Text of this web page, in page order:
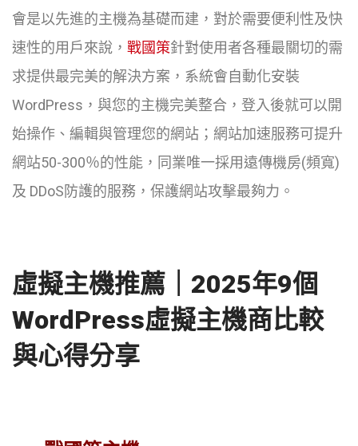
會是以先進的主機為基礎而建，對於需要便利性及快
速性的用戶來說， 戰國策針對使用者各種最關切的需
求提供最完美的解決方案，系統會自動化安裝
WordPress，與您的主機完美整合，登入後就可以開
始操作、編輯與管理您的網站；網站加速服務可提升
網站50-300％的性能，同業唯一採用遠傳機房(頻寬)
及 DDoS防護的服務，保護網站攻擊最夠力。
虛擬主機推薦｜2025年9個
WordPress虛擬主機商比較
與心得分享